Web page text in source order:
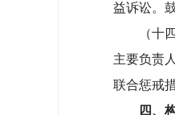
益诉讼。
（十四
主要负责
联合惩戒
四、构